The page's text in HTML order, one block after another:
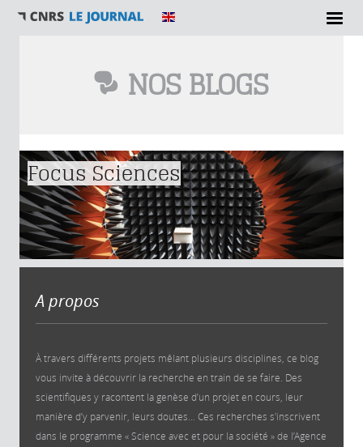
NOS BLOGS
Vous êtes ici
Focus Sciences
A propos
À travers différents projets mêlant plusieurs disciplines, ce blog
vous invite à découvrir la recherche en train de se faire. Des
scientifiques y racontent la genèse d’un projet en cours, leur
manière d’y parvenir, leurs doutes… Ces recherches s'inscrivent
dans le programme « Science avec et pour la société » de l’Agence